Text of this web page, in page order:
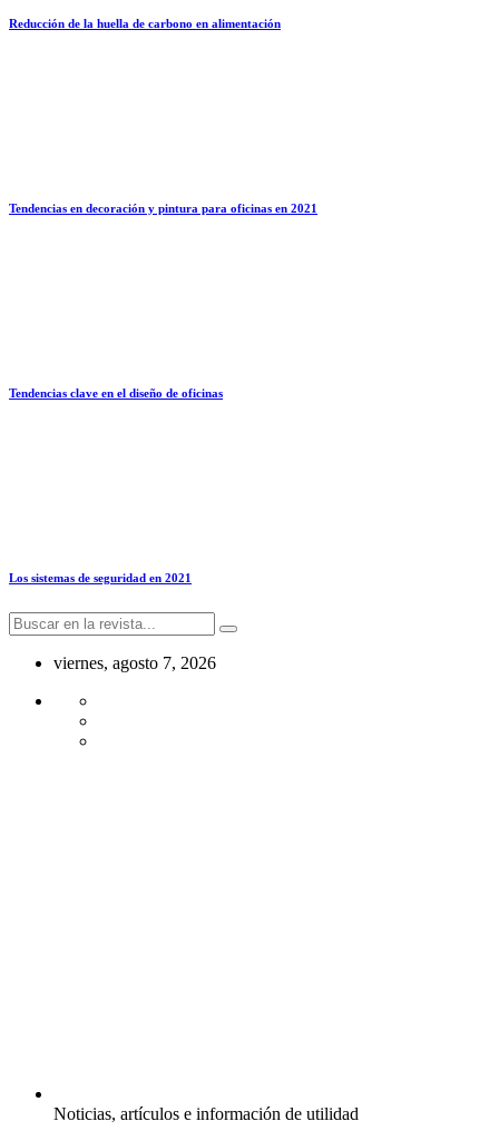
Reducción de la huella de carbono en alimentación
Tendencias en decoración y pintura para oficinas en 2021
Tendencias clave en el diseño de oficinas
Los sistemas de seguridad en 2021
viernes, agosto 7, 2026
Noticias, artículos e información de utilidad